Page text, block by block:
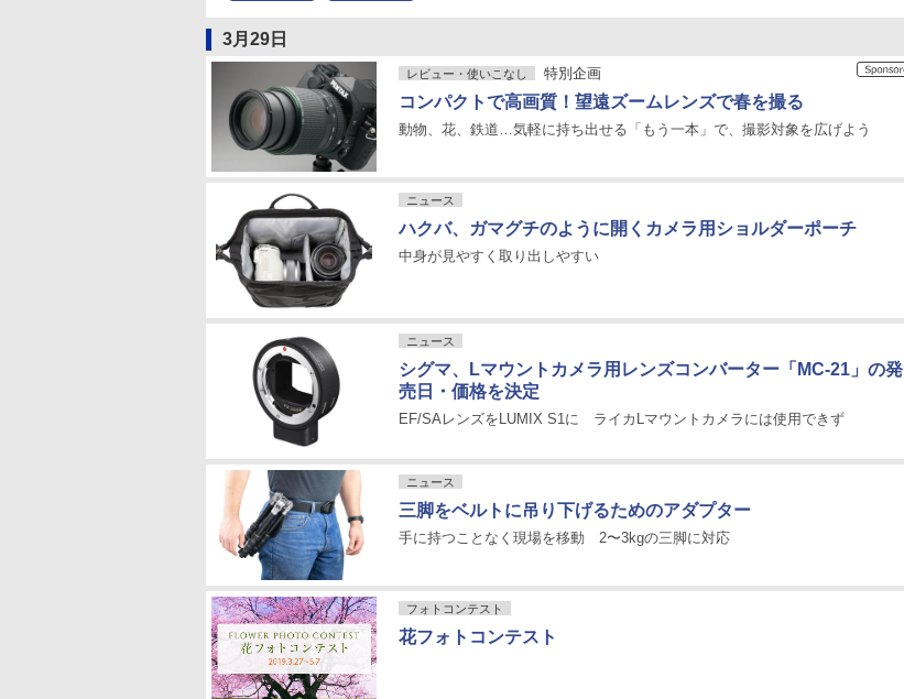
3月29日
レビュー・使いこなし 特別企画
コンパクトで高画質！望遠ズームレンズで春を撮る
動物、花、鉄道…気軽に持ち出せる「もう一本」で、撮影対象を広げよう
ニュース
ハクバ、ガマグチのように開くカメラ用ショルダーポーチ
中身が見やすく取り出しやすい
ニュース
シグマ、Lマウントカメラ用レンズコンバーター「MC-21」の発
売日・価格を決定
EF/SAレンズをLUMIX S1に ライカLマウントカメラには使用できず
ニュース
三脚をベルトに吊り下げるためのアダプター
手に持つことなく現場を移動 2〜3kgの三脚に対応
フォトコンテスト
花フォトコンテスト